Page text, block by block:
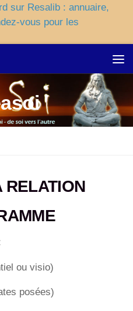
sur Resalib : annuaire,
vous pour les
RELATION
ou visio)
posées)